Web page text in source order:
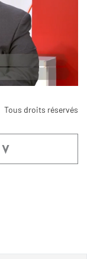
Tous droits réservés